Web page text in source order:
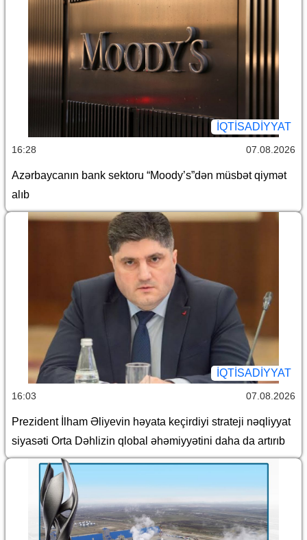
İQTİSADİYYAT
16:28 07.08.2026
Azərbaycanın bank sektoru “Moody’s”dən müsbət qiymət
alıb
İQTİSADİYYAT
16:03 07.08.2026
Prezident İlham Əliyevin həyata keçirdiyi strateji nəqliyyat
siyasəti Orta Dəhlizin qlobal əhəmiyyətini daha da artırıb